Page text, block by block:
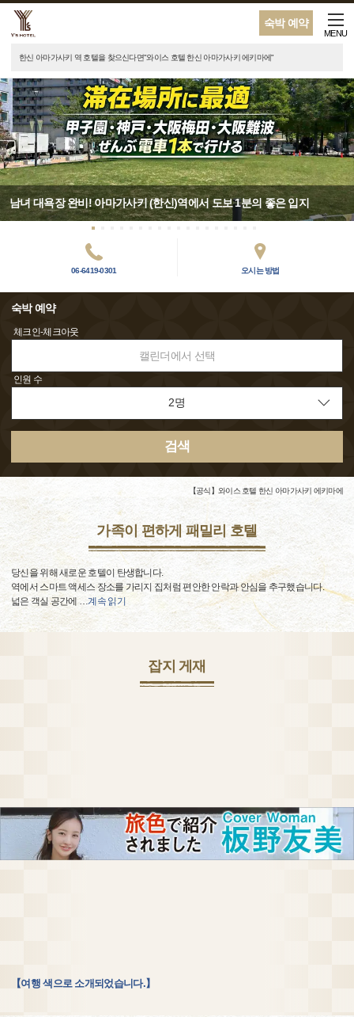
숙박 예약
MENU
한신 아마가사키 역 호텔을 찾으신다면"와이스 호텔 한신 아마가사키 에키마에"
남녀 대욕장 완비! 아마가사키 (한신)역에서 도보 1분의 좋은 입지
06-6419-0301 오시는 방법
숙박 예약
체크인-체크아웃
캘린더에서 선택
인원 수
검색
【공식】와이스 호텔 한신 아마가사키 에키마에
가족이 편하게 패밀리 호텔
당신을 위해 새로운 호텔이 탄생합니다.
역에서 스마트 액세스 장소를 가리지 집처럼 편안한 안락과 안심을 추구했습니다.
넓은 객실 공간에 …계속 읽기
잡지 게재
【여행 색으로 소개되었습니다.】